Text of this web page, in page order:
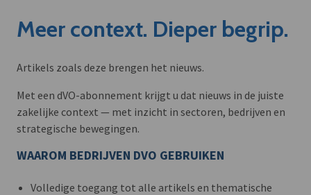
Meer context. Dieper begrip.
Artikels zoals deze brengen het nieuws.
Met een dVO-abonnement krijgt u dat nieuws in de juiste
zakelijke context — met inzicht in sectoren, bedrijven en
strategische bewegingen.
WAAROM BEDRIJVEN DVO GEBRUIKEN
Volledige toegang tot alle artikels en thematische